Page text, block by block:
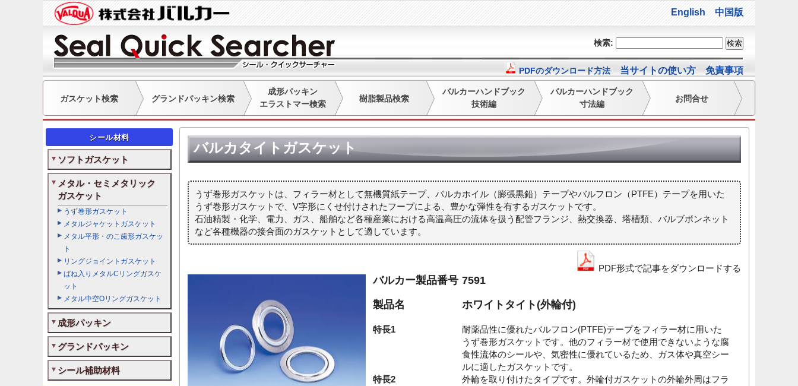
English 中国版
検索:
PDFのダウンロード方法 当サイトの使い方 免責事項
ガスケット検索 グランドパッキン検索
成形パッキン
エラストマー検索
樹脂製品検索
バルカーハンドブック
技術編
バルカーハンドブック
寸法編
お問合せ
シール材料
ソフトガスケット
メタル・セミメタリック
ガスケット
うず巻形ガスケット
メタルジャケットガスケット
メタル平形・のこ歯形ガスケッ
ト
リングジョイントガスケット
ばね入りメタルCリングガスケ
ット
メタル中空Oリングガスケット
成形パッキン
グランドパッキン
シール補助材料
バルカタイトガスケット
うず巻形ガスケットは、フィラー材として無機質紙テープ、バルカホイル（膨張黒鉛）テープやバルフロン（PTFE）テープを用いた
うず巻形ガスケットで、V字形にくせ付けされたフープによる、豊かな弾性を有するガスケットです。
石油精製・化学、電力、ガス、船舶など各種産業における高温高圧の流体を扱う配管フランジ、熱交換器、塔槽類、バルブボンネット
など各種機器の接合面のガスケットとして適しています。
PDF形式で記事をダウンロードする
バルカー製品番号 7591
製品名 ホワイトタイト(外輪付)
特長1
耐薬品性に優れたバルフロン(PTFE)テープをフィラー材に用いた
うず巻形ガスケットです。他のフィラー材で使用できないような腐
食性流体のシールや、気密性に優れているため、ガス体や真空シー
ルに適したガスケットです。
特長2
外輪を取り付けたタイプです。外輪付ガスケットの外輪外周はフラ